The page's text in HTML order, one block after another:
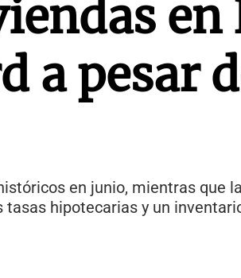
en
a pesar
en junio, mientras que
hipotecarias y un